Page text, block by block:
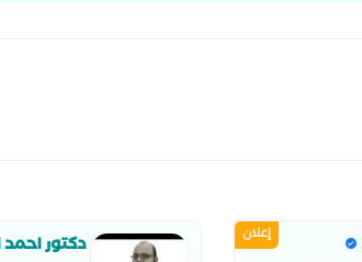
إعلان دكتور احمد